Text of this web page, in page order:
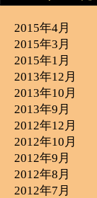
2015年4月
2015年3月
2015年1月
2013年12月
2013年10月
2013年9月
2012年12月
2012年10月
2012年9月
2012年8月
2012年7月